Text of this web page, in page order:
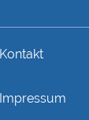
Kontakt
Impressum